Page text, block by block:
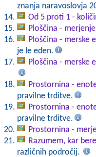
znanja naravoslovja
Od 5 proti 1 -
Ploščina - merjenje
Ploščina - merske
je le eden.
Ploščina - merske
Prostornina -
pravilne trditve.
Prostornina -
pravilne trditve.
Prostornina -
Razumem, kar
različnih področij.